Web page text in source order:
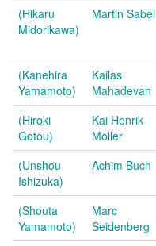
(Hikaru
Midorikawa)
Martin Sabel
(Kanehira
Yamamoto)
Kailas
Mahadevan
(Hiroki
Gotou)
Kai Henrik
Möller
(Unshou
Ishizuka)
Achim Buch
(Shouta
Yamamoto)
Marc
Seidenberg